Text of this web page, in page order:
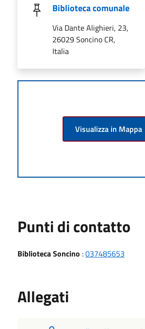
Biblioteca comunale
Via Dante Alighieri, 23,
26029 Soncino CR,
Italia
Visualizza in Mappa
Punti di contatto
Biblioteca Soncino :037485653
Allegati